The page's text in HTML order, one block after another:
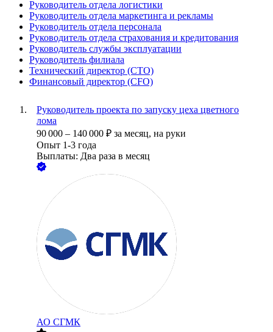
Руководитель отдела логистики
Руководитель отдела маркетинга и рекламы
Руководитель отдела персонала
Руководитель отдела страхования и кредитования
Руководитель службы эксплуатации
Руководитель филиала
Технический директор (CTO)
Финансовый директор (CFO)
Руководитель проекта по запуску цеха цветного
лома
90 000 – 140 000 ₽ за месяц, на руки
Опыт 1-3 года
Выплаты: Два раза в месяц
АО СГМК